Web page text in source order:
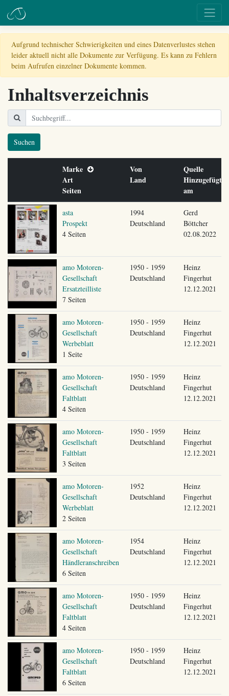
Aufgrund technischer Schwierigkeiten und eines Datenverlustes stehen
leider aktuell nicht alle Dokumente zur Verfügung. Es kann zu Fehlern
beim Aufrufen einzelner Dokumente kommen.
Inhaltsverzeichnis
Suchen
Marke
Art
Seiten
Von
Land
Quelle
Hinzugefügt
am
asta
Prospekt
4 Seiten
1994
Deutschland
Gerd
Böttcher
02.08.2022
amo Motoren-
Gesellschaft
Ersatzteilliste
7 Seiten
1950 - 1959
Deutschland
Heinz
Fingerhut
12.12.2021
amo Motoren-
Gesellschaft
Werbeblatt
1 Seite
1950 - 1959
Deutschland
Heinz
Fingerhut
12.12.2021
amo Motoren-
Gesellschaft
Faltblatt
4 Seiten
1950 - 1959
Deutschland
Heinz
Fingerhut
12.12.2021
amo Motoren-
Gesellschaft
Faltblatt
3 Seiten
1950 - 1959
Deutschland
Heinz
Fingerhut
12.12.2021
amo Motoren-
Gesellschaft
Werbeblatt
2 Seiten
1952
Deutschland
Heinz
Fingerhut
12.12.2021
amo Motoren-
Gesellschaft
Händleranschreiben
6 Seiten
1954
Deutschland
Heinz
Fingerhut
12.12.2021
amo Motoren-
Gesellschaft
Faltblatt
4 Seiten
1950 - 1959
Deutschland
Heinz
Fingerhut
12.12.2021
amo Motoren-
Gesellschaft
Faltblatt
6 Seiten
1950 - 1959
Deutschland
Heinz
Fingerhut
12.12.2021